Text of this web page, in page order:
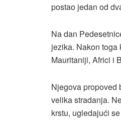
postao jedan od
Na dan
jezika. Nakon
Mauritaniji, Africi i
Njegova propoved
velika stradanja.
krstu, ugledajući